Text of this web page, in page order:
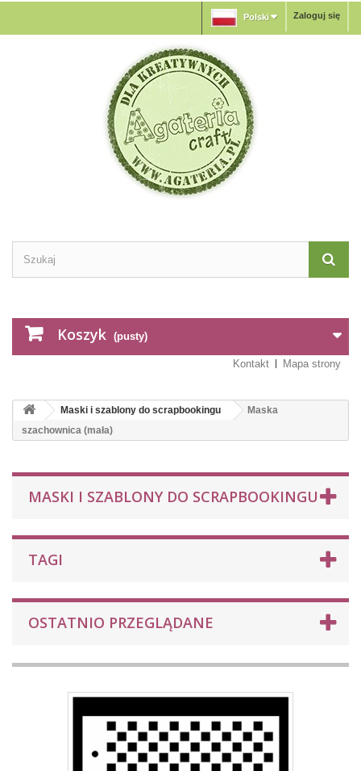
Zaloguj się
Polski
Koszyk (pusty)
Kontakt Mapa strony
Maski i szablony do scrapbookingu
Maska
szachownica (mała)
MASKI I SZABLONY DO SCRAPBOOKINGU
TAGI
OSTATNIO PRZEGLĄDANE